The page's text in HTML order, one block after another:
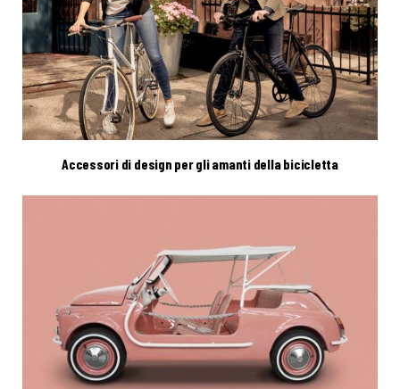
Accessori di design per gli amanti della bicicletta